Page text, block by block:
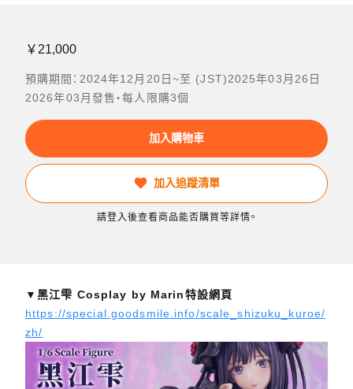
￥21,000
預購期間：2024年12月20日~至 (JST)2025年03月26日
2026年03月發售・每人限購3個
加入購物車
加入追蹤清單
請登入後查看商品能否購買等詳情。
▼黑江雫 Cosplay by Marin特設網頁
https://special.goodsmile.info/scale_shizuku_kuroe/
zh/